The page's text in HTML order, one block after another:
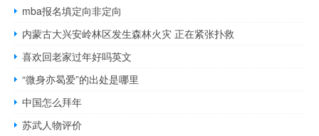
mba报名填定向非定向
内蒙古大兴安岭林区发生森林火灾 正在紧张扑救
喜欢回老家过年好吗英文
“微身亦曷爱”的出处是哪里
中国怎么拜年
苏武人物评价